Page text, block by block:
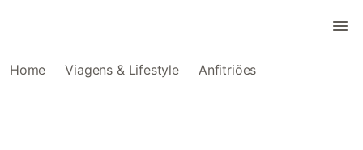
Home Viagens & Lifestyle Anfitriões